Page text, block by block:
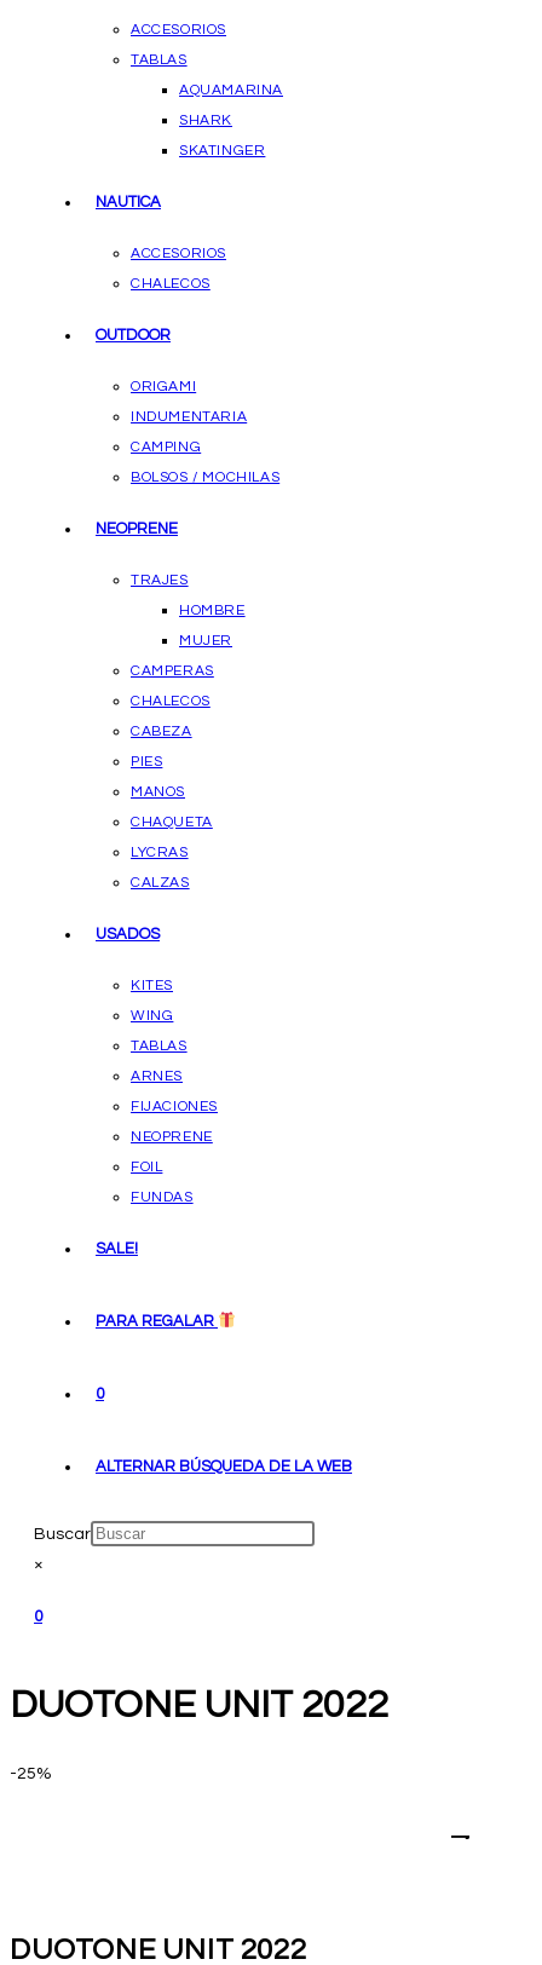
ACCESORIOS
TABLAS
AQUAMARINA
SHARK
SKATINGER
NAUTICA
ACCESORIOS
CHALECOS
OUTDOOR
ORIGAMI
INDUMENTARIA
CAMPING
BOLSOS / MOCHILAS
NEOPRENE
TRAJES
HOMBRE
MUJER
CAMPERAS
CHALECOS
CABEZA
PIES
MANOS
CHAQUETA
LYCRAS
CALZAS
USADOS
KITES
WING
TABLAS
ARNES
FIJACIONES
NEOPRENE
FOIL
FUNDAS
SALE!
PARA REGALAR
0
ALTERNAR BÚSQUEDA DE LA WEB
Buscar
×
0
DUOTONE UNIT 2022
-25%
Zoom
DUOTONE UNIT 2022